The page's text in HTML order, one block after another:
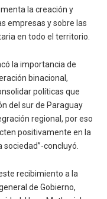
la creación y
empresas y sobre las
en todo el territorio.
la importancia de
binacional,
políticas que
del sur de Paraguay
regional, por eso
positivamente en la
concluyó.
recibimiento a la
de Gobierno,